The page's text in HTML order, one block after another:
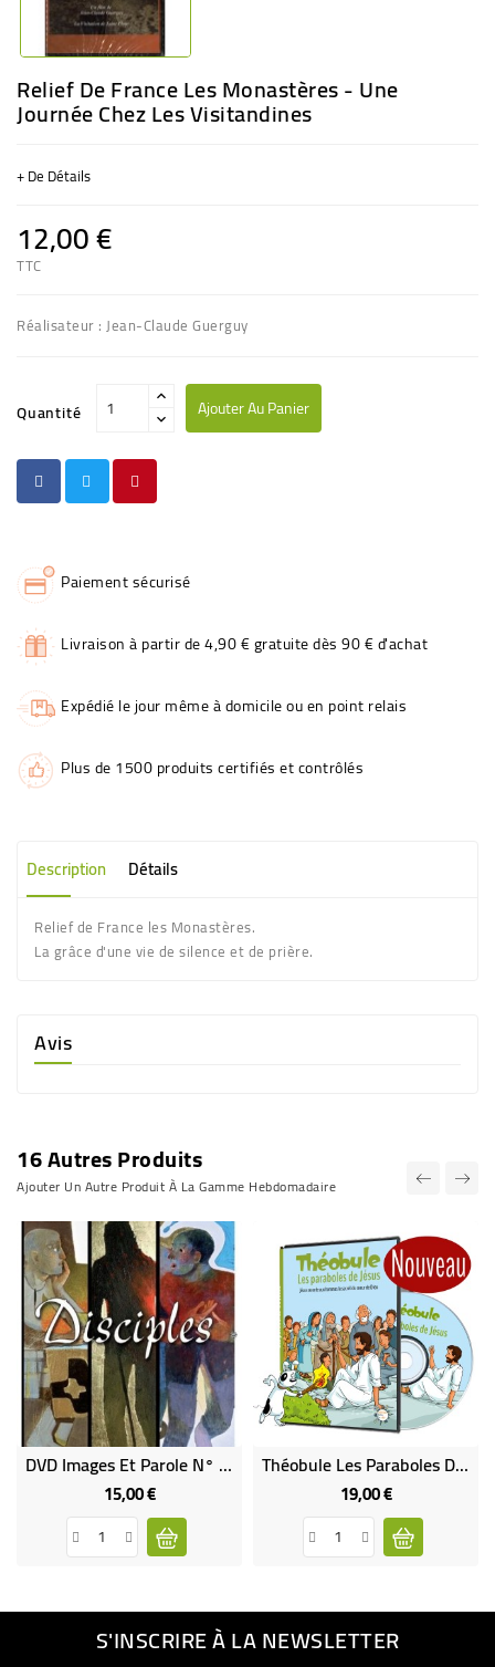
Relief De France Les Monastères - Une
Journée Chez Les Visitandines
+ De Détails
12,00 €
TTC
Réalisateur : Jean-Claude Guerguy
Quantité Ajouter Au Panier
Paiement sécurisé
Livraison à partir de 4,90 € gratuite dès 90 € d'achat
Expédié le jour même à domicile ou en point relais
Plus de 1500 produits certifiés et contrôlés
Description Détails
Relief de France les Monastères.
La grâce d'une vie de silence et de prière.
Avis
16 Autres Produits
Ajouter Un Autre Produit À La Gamme Hebdomadaire
DVD Images Et Parole N° 1 "Disciples"
15,00 €Prix
Théobule Les Paraboles De Jésus
19,00 €Prix
S'INSCRIRE À LA NEWSLETTER